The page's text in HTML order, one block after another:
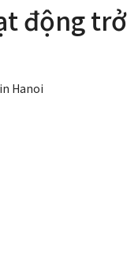
động trở
Hanoi